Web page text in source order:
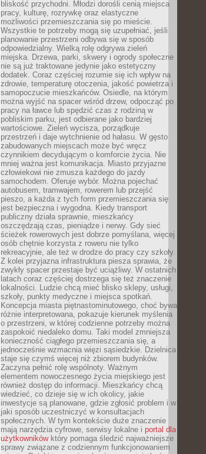
bliskość przychodni. Młodzi dorośli cenią miejsca
pracy, kulturę, rozrywkę oraz elastyczne
możliwości przemieszczania się po mieście.
Wszystkie te potrzeby mogą się uzupełniać, jeśli
planowanie przestrzeni odbywa się w sposób
odpowiedzialny. Wielką rolę odgrywa zieleń
miejska. Drzewa, parki, skwery i ogrody społeczne
nie są już traktowane jedynie jako estetyczny
dodatek. Coraz częściej rozumie się ich wpływ na
zdrowie, temperaturę otoczenia, jakość powietrza i
samopoczucie mieszkańców. Osiedle, na którym
można wyjść na spacer wśród drzew, odpocząć po
pracy na ławce lub spędzić czas z rodziną w
pobliskim parku, jest odbierane jako bardziej
wartościowe. Zieleń wycisza, porządkuje
przestrzeń i daje wytchnienie od hałasu. W gęsto
zabudowanych miejscach może być wręcz
czynnikiem decydującym o komforcie życia. Nie
mniej ważna jest komunikacja. Miasto przyjazne
człowiekowi nie zmusza każdego do jazdy
samochodem. Oferuje wybór. Można pojechać
autobusem, tramwajem, rowerem lub przejść
pieszo, a każda z tych form przemieszczania się
jest bezpieczna i wygodna. Kiedy transport
publiczny działa sprawnie, mieszkańcy
oszczędzają czas, pieniądze i nerwy. Gdy sieć
ścieżek rowerowych jest dobrze pomyślana, więcej
osób chętnie korzysta z roweru nie tylko
rekreacyjnie, ale też w drodze do pracy czy szkoły.
Z kolei przyjazna infrastruktura piesza sprawia, że
zwykły spacer przestaje być uciążliwy. W ostatnich
latach coraz częściej dostrzega się też znaczenie
lokalności. Ludzie chcą mieć blisko sklepy, usługi,
szkoły, punkty medyczne i miejsca spotkań.
Koncepcja miasta piętnastominutowego, choć bywa
różnie interpretowana, pokazuje kierunek myślenia
o przestrzeni, w której codzienne potrzeby można
zaspokoić niedaleko domu. Taki model zmniejsza
konieczność ciągłego przemieszczania się, a
jednocześnie wzmacnia więzi sąsiedzkie. Dzielnica
staje się czymś więcej niż zbiorem budynków.
Zaczyna pełnić rolę wspólnoty. Ważnym
elementem nowoczesnego życia miejskiego jest
również dostęp do informacji. Mieszkańcy chcą
wiedzieć, co dzieje się w ich okolicy, jakie
inwestycje są planowane, gdzie zgłosić problem i w
jaki sposób uczestniczyć w konsultacjach
społecznych. W tym kontekście duże znaczenie
mają narzędzia cyfrowe, serwisy lokalne i portal dla
użytkownikówktóry pomaga śledzić najważniejsze
sprawy związane z codziennym funkcjonowaniem